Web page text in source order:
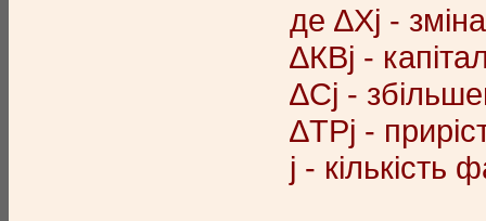
де ∆Хj -
∆КВj -
∆Сj -
∆ТРj -
j - кількість